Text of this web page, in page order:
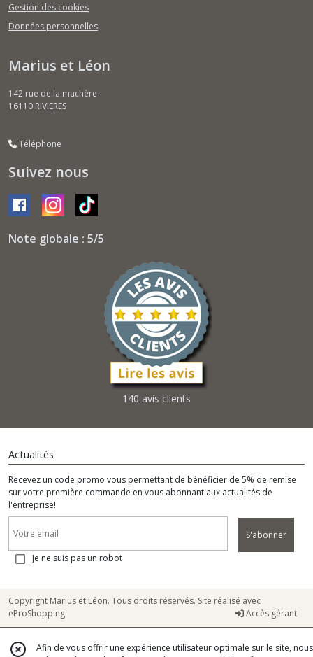
Gestion des cookies
Données personnelles
Marius et Léon
142 rue de la machère
16110 RIVIERES
Téléphone
Suivez nous
Note globale : 5/5
140 avis clients
Actualités
Recevez un code promo vous permettant de bénéficier de 5% de remise
sur votre première commande en vous abonnant aux actualités de
l'entreprise!
S'abonner
Je ne suis pas un robot
Copyright Marius et Léon. Tous droits réservés. Site réalisé avec
eProShopping
Accès gérant
Afin de vous offrir une expérience utilisateur optimale sur le site, nous